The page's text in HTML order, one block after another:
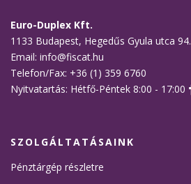
Euro-Duplex Kft.
1133 Budapest, Hegedűs Gyula utca 94.
Email: info@fiscat.hu
Telefon/Fax: +36 (1) 359 6760
Nyitvatartás: Hétfő-Péntek 8:00 - 17:00
SZOLGÁLTATÁSAINK
Pénztárgép részletre